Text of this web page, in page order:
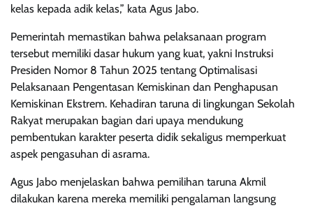
kelas kepada adik kelas,” kata Agus Jabo.
Pemerintah memastikan bahwa pelaksanaan program
tersebut memiliki dasar hukum yang kuat, yakni Instruksi
Presiden Nomor 8 Tahun 2025 tentang Optimalisasi
Pelaksanaan Pengentasan Kemiskinan dan Penghapusan
Kemiskinan Ekstrem. Kehadiran taruna di lingkungan Sekolah
Rakyat merupakan bagian dari upaya mendukung
pembentukan karakter peserta didik sekaligus memperkuat
aspek pengasuhan di asrama.
Agus Jabo menjelaskan bahwa pemilihan taruna Akmil
dilakukan karena mereka memiliki pengalaman langsung